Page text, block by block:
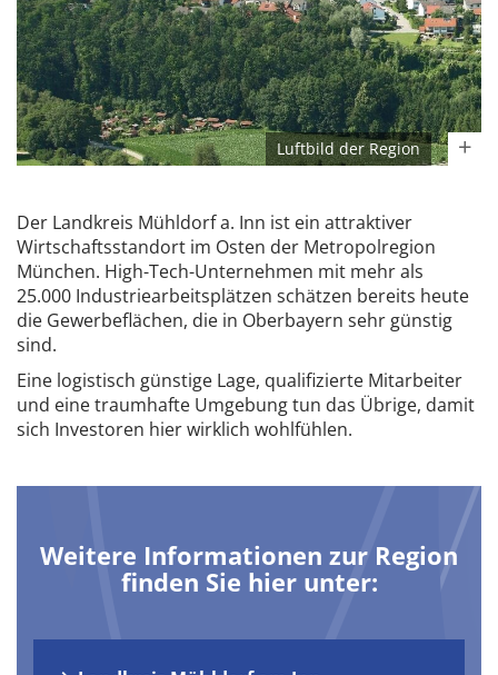
Luftbild der Region
Der Landkreis Mühldorf a. Inn ist ein attraktiver
Wirtschaftsstandort im Osten der Metropolregion
München. High-Tech-Unternehmen mit mehr als
25.000 Industriearbeitsplätzen schätzen bereits heute
die Gewerbeflächen, die in Oberbayern sehr günstig
sind.
Eine logistisch günstige Lage, qualifizierte Mitarbeiter
und eine traumhafte Umgebung tun das Übrige, damit
sich Investoren hier wirklich wohlfühlen.
Weitere Informationen zur Region
finden Sie hier unter: